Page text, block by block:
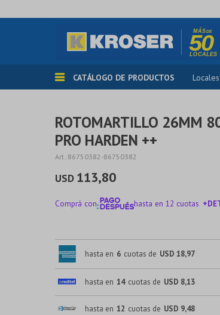
CATÁLOGO DE PRODUCTOS Locales
ROTOMARTILLO 26MM
PRO HARDEN ++
86750382-86750382
USD 113,80
Comprá con hasta en 12 cuotas
hasta en 6 cuotas de USD 18,97
hasta en 14 cuotas de USD 8,13
hasta en 12 cuotas de USD 9,48